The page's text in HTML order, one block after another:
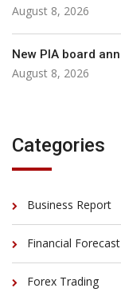
August 8, 2026
New PIA board
August 8, 2026
Categories
Business Report
Financial Forecast
Forex Trading